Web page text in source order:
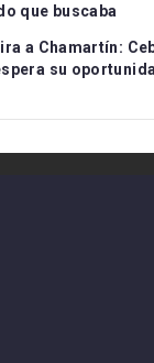
que buscaba
a Chamartín:
su